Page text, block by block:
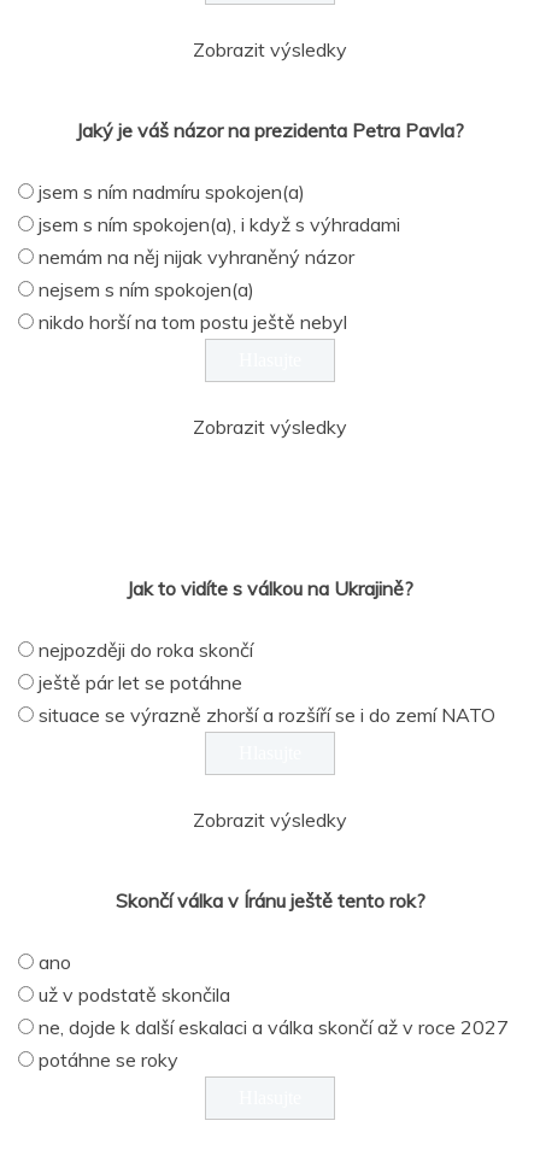
Zobrazit výsledky
Jaký je váš názor na prezidenta Petra Pavla?
jsem s ním nadmíru spokojen(a)
jsem s ním spokojen(a), i když s výhradami
nemám na něj nijak vyhraněný názor
nejsem s ním spokojen(a)
nikdo horší na tom postu ještě nebyl
Zobrazit výsledky
Jak to vidíte s válkou na Ukrajině?
nejpozději do roka skončí
ještě pár let se potáhne
situace se výrazně zhorší a rozšíří se i do zemí NATO
Zobrazit výsledky
Skončí válka v Íránu ještě tento rok?
ano
už v podstatě skončila
ne, dojde k další eskalaci a válka skončí až v roce 2027
potáhne se roky